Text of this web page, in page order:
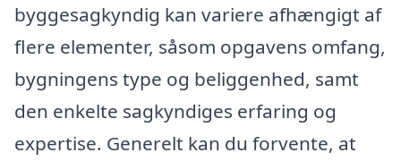
byggesagkyndig kan variere afhængigt af
flere elementer, såsom opgavens omfang,
bygningens type og beliggenhed, samt
den enkelte sagkyndiges erfaring og
expertise. Generelt kan du forvente, at